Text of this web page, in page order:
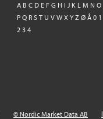
A B C D E F G H I J K L M N O
P Q R S T U V W X Y Z Ø Å 0 1
2 3 4
© Nordic Market Data AB